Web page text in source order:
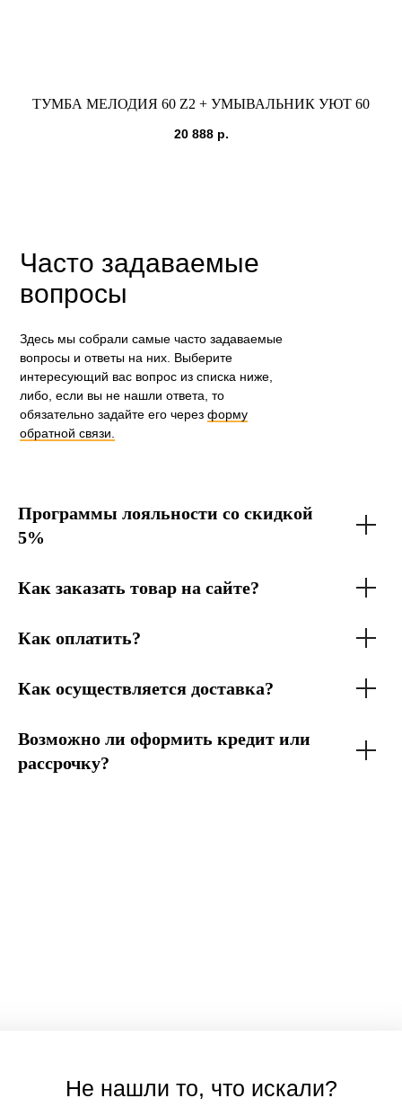
ТУМБА МЕЛОДИЯ 60 Z2 + УМЫВАЛЬНИК УЮТ 60
20 888 р.
Часто задаваемые
вопросы
Здесь мы собрали самые часто задаваемые
вопросы и ответы на них. Выберите
интересующий вас вопрос из списка ниже,
либо, если вы не нашли ответа, то
обязательно задайте его черезформу
обратной связи.
Программы лояльности со скидкой
5%
Как заказать товар на сайте?
Как оплатить?
Как осуществляется доставка?
Возможно ли оформить кредит или
рассрочку?
Не нашли то, что искали?